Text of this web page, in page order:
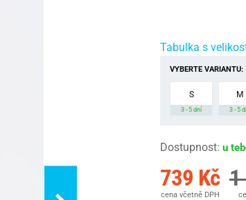
Tabulka s
VYBERTE VARIANTU:
S
3 - 5 dní
M
3 - 5
Dostupnost: u
739 Kč
cena včetně DPH
1